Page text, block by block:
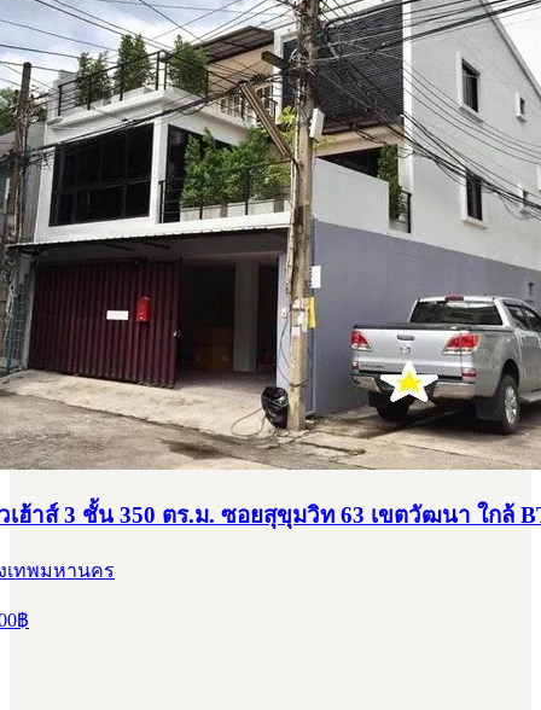
เฮ้าส์ 3 ชั้น 350 ตร.ม. ซอยสุขุมวิท 63 เขตวัฒนา ใกล้
เทพมหานคร
฿